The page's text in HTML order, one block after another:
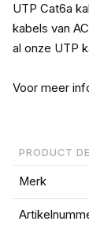
UTP Cat6a
kabels van
al onze UTP
Voor meer
PRODUCT
Merk